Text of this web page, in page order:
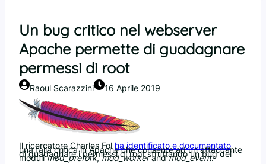
Un bug critico nel webserver
Apache permette di guadagnare
permessi di root
Raoul Scarazzini 16 Aprile 2019
Il ricercatore Charles Fol ha identificato e documentato
una falla critica in Apache che consente ad un attaccante
di guadagnare i permessi di root sfruttando un bug dei
modulimod_prefork,mod_workerandmod_event.